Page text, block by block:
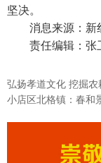
坚决。
消息来源：新
责任编辑：张
弘扬孝道文化 挖掘农
小店区北格镇：春和